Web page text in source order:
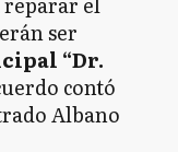
ser
“Dr.
contó
Albano